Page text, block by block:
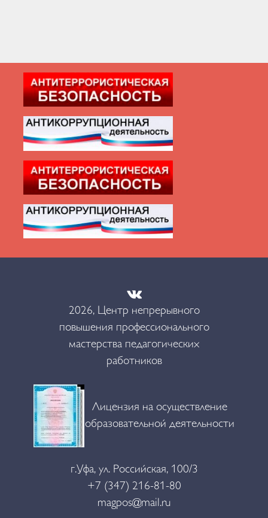
2026, Центр непрерывного
повышения профессионального
мастерства педагогических
работников
Лицензия на осуществление
образовательной деятельности
г.Уфа, ул. Российская, 100/3
+7 (347) 216-81-80
magpos@mail.ru